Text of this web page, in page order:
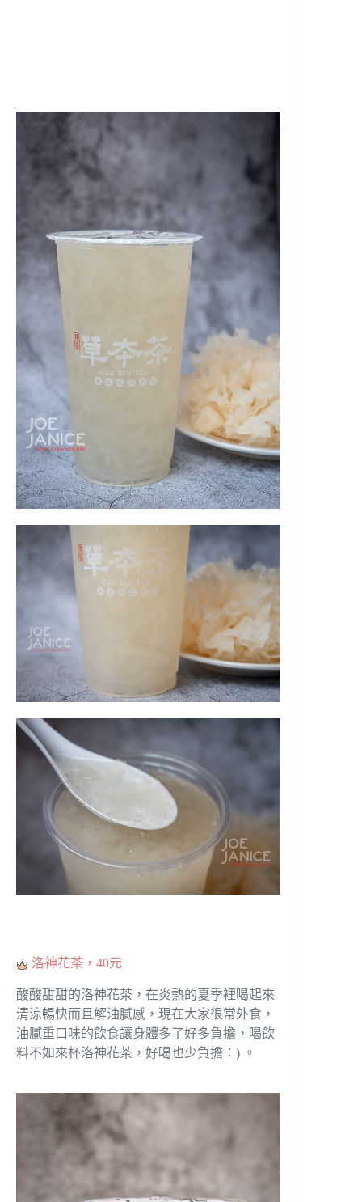
洛神花茶，40元
酸酸甜甜的洛神花茶，在炎熱的夏季裡喝起來
清涼暢快而且解油膩感，現在大家很常外食，
油膩重口味的飲食讓身體多了好多負擔，喝飲
料不如來杯洛神花茶，好喝也少負擔：) 。